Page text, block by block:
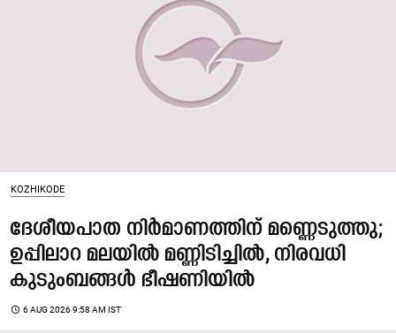
KOZHIKODE
ദേശീയപാത നിർമാണത്തിന് മണ്ണെടുത്തു;
ഉപ്പിലാറ മലയിൽ മണ്ണിടിച്ചിൽ, നിരവധി
കുടുംബങ്ങൾ ഭീഷണിയിൽ
access_time 6 AUG 2026 9:58 AM IST